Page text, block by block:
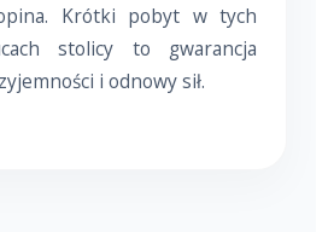
Krótki pobyt w tych
stolicy to gwarancja
i odnowy sił.